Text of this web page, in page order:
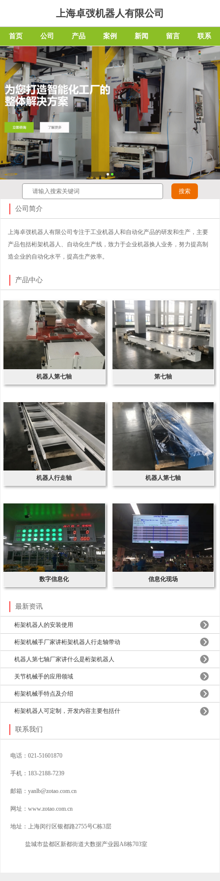
上海卓弢机器人有限公司
首页 公司 产品 案例 新闻 留言 联系
公司简介
上海卓弢机器人有限公司专注于工业机器人和自动化产品的研发和生产，主要
产品包括桁架机器人、自动化生产线，致力于企业机器换人业务，努力提高制
造企业的自动化水平，提高生产效率。
产品中心
机器人第七轴 第七轴
机器人行走轴 机器人第七轴
数字信息化 信息化现场
最新资讯
桁架机器人的安装使用
桁架机械手厂家讲桁架机器人行走轴带动
机器人第七轴厂家讲什么是桁架机器人
关节机械手的应用领域
桁架机械手特点及介绍
桁架机器人可定制，开发内容主要包括什
联系我们
电话：021-51601870
手机：183-2188-7239
邮箱：yanlb@zotao.com.cn
网址：www.zotao.com.cn
地址：上海闵行区银都路2755号C栋3层
盐城市盐都区新都街道大数据产业园A8栋703室